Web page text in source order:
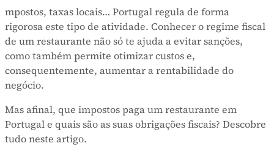
mpostos, taxas locais… Portugal regula de forma
rigorosa este tipo de atividade. Conhecer o regime fiscal
de um restaurante não só te ajuda a evitar sanções,
como também permite otimizar custos e,
consequentemente, aumentar a rentabilidade do
negócio.
Mas afinal, que impostos paga um restaurante em
Portugal e quais são as suas obrigações fiscais? Descobre
tudo neste artigo.